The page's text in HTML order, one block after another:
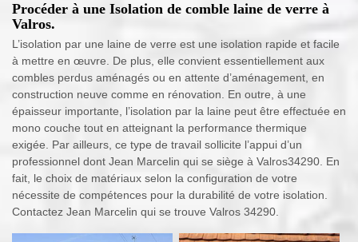
Procéder à une Isolation de comble laine de verre à
Valros.
L’isolation par une laine de verre est une isolation rapide et facile
à mettre en œuvre. De plus, elle convient essentiellement aux
combles perdus aménagés ou en attente d’aménagement, en
construction neuve comme en rénovation. En outre, à une
épaisseur importante, l’isolation par la laine peut être effectuée en
mono couche tout en atteignant la performance thermique
exigée. Par ailleurs, ce type de travail sollicite l’appui d’un
professionnel dont Jean Marcelin qui se siège à Valros34290. En
fait, le choix de matériaux selon la configuration de votre
nécessite de compétences pour la durabilité de votre isolation.
Contactez Jean Marcelin qui se trouve Valros 34290.